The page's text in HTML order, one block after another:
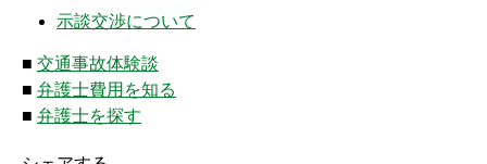
示談交渉について
■ 交通事故体験談
■ 弁護士費用を知る
■ 弁護士を探す
弁護士に相談[無料]